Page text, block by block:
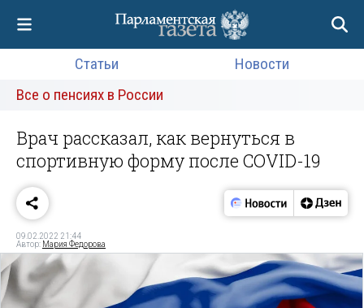
Статьи
Новости
Все о пенсиях в России
Врач рассказал, как вернуться в
спортивную форму после COVID-19
09.02.2022 21:44
Автор: Мария Федорова